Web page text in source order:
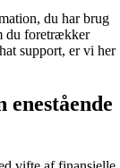
du har brug
du foretrækker
support, er vi her